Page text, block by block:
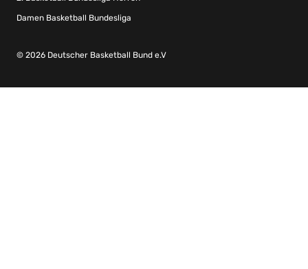
Damen Basketball Bundesliga
© 2026 Deutscher Basketball Bund e.V